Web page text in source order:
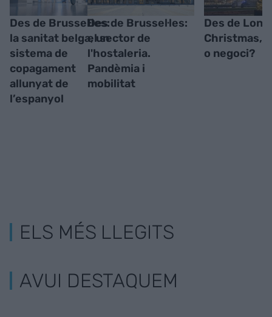
Des de Brussel·les:
la sanitat belga, un
sistema de
copagament
allunyat de
l’espanyol
Des de Brussel·les:
el sector de
l'hostaleria.
Pandèmia i
mobilitat
Des de
Christmas,
o negoci?
ELS MÉS LLEGITS
AVUI DESTAQUEM